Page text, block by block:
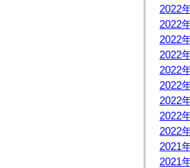
2022
2022
2022
2022
2022
2022
2022
2022
2022
2021
2021